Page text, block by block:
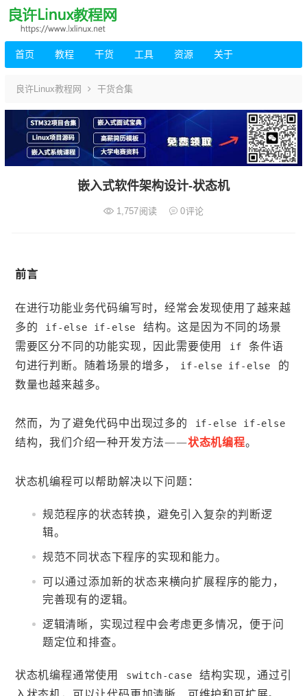
首页 教程 干货 工具 资源 关于
良许Linux教程网 干货合集
嵌入式软件架构设计-状态机
1,757阅读 0评论
前言
在进行功能业务代码编写时，经常会发现使用了越来越
多的
if-else if-else
结构。这是因为不同的场景
需要区分不同的功能实现，因此需要使用
if
条件语
句进行判断。随着场景的增多，
if-else if-else
的
数量也越来越多。
然而，为了避免代码中出现过多的 if-else if-else
结构，我们介绍一种开发方法——状态机编程。
状态机编程可以帮助解决以下问题：
规范程序的状态转换，避免引入复杂的判断逻
辑。
规范不同状态下程序的实现和能力。
可以通过添加新的状态来横向扩展程序的能力，
完善现有的逻辑。
逻辑清晰，实现过程中会考虑更多情况，便于问
题定位和排查。
状态机编程通常使用 switch-case
结构实现，通过引